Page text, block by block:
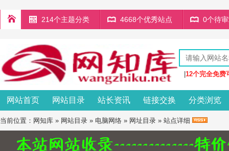
214个主题分类 4668个优秀站点 0个待
12个完全免费
网站首页 网站目录 站长资讯 链接交换 分类浏览
当前位置： 网知库 » 网站目录 » 电脑网络 » 网址目录 » 站点详细